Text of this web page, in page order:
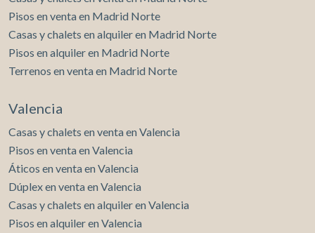
Pisos en venta en Madrid Norte
Casas y chalets en alquiler en Madrid Norte
Pisos en alquiler en Madrid Norte
Terrenos en venta en Madrid Norte
Valencia
Casas y chalets en venta en Valencia
Pisos en venta en Valencia
Áticos en venta en Valencia
Dúplex en venta en Valencia
Casas y chalets en alquiler en Valencia
Pisos en alquiler en Valencia